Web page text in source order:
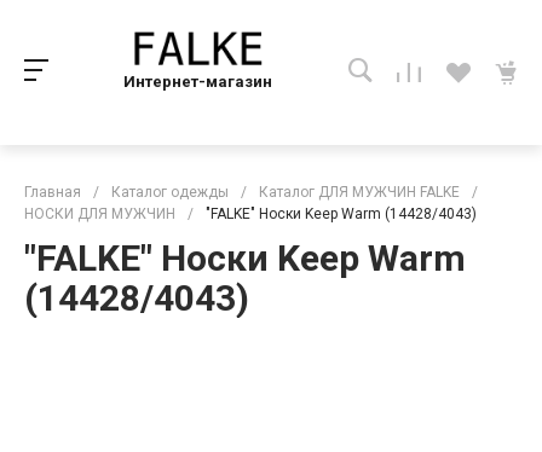
Интернет-магазин
Главная / Каталог одежды / Каталог ДЛЯ МУЖЧИН FALKE
/
НОСКИ ДЛЯ МУЖЧИН
/ "FALKE" Носки Keep Warm (14428/4043)
"FALKE" Носки Keep Warm
(14428/4043)